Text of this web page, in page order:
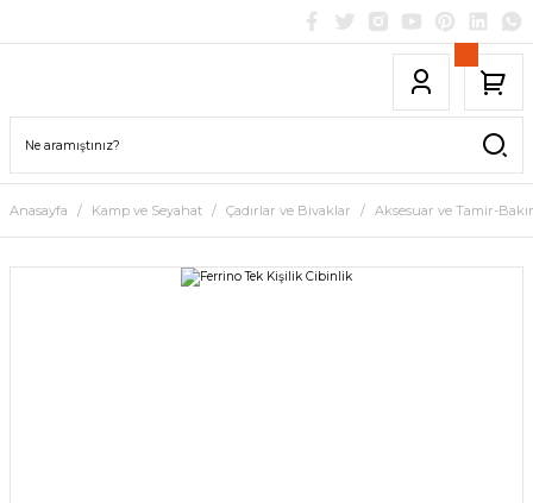
Anasayfa Kamp ve Seyahat Çadırlar ve Bivaklar Aksesuar ve Tamir-